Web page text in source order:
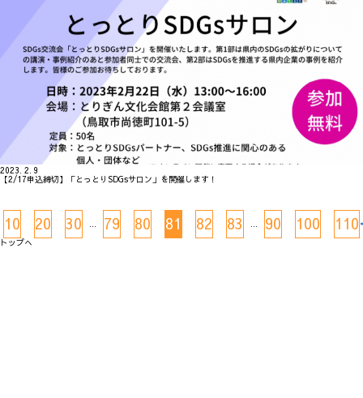
2023. 2. 9
【2/17申込締切】「とっとりSDGsサロン」を開催します！
10 20 30 79 80 81 82 83 90 100 110
トップへ